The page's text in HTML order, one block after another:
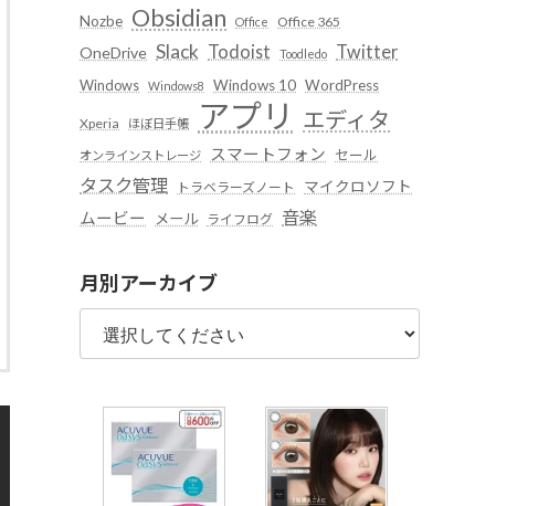
Nozbe Obsidian Office Office 365
OneDrive Slack Todoist Toodledo Twitter
Windows Windows8 Windows 10 WordPress
Xperia ほぼ日手帳 アプリ エディタ
オンラインストレージ スマートフォン セール
タスク管理 トラベラーズノート マイクロソフト
ムービー メール ライフログ 音楽
月別アーカイブ